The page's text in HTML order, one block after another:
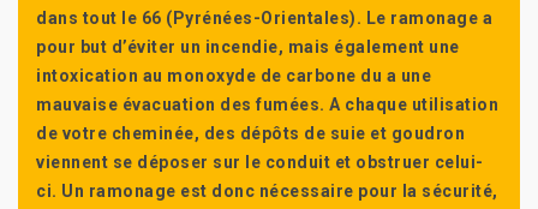
dans tout le 66 (Pyrénées-Orientales). Le ramonage a
pour but d’éviter un incendie, mais également une
intoxication au monoxyde de carbone du a une
mauvaise évacuation des fumées. A chaque utilisation
de votre cheminée, des dépôts de suie et goudron
viennent se déposer sur le conduit et obstruer celui-
ci. Un ramonage est donc nécessaire pour la sécurité,